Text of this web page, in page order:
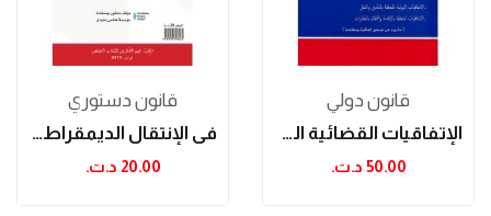
قانون دستوري
في الإنتقال الديمقراطي والإصلاح في البلدان...
20.00 د.ت.‏
قانون دولي
الإتفاقيات القضائية الدولية
50.00 د.ت.‏